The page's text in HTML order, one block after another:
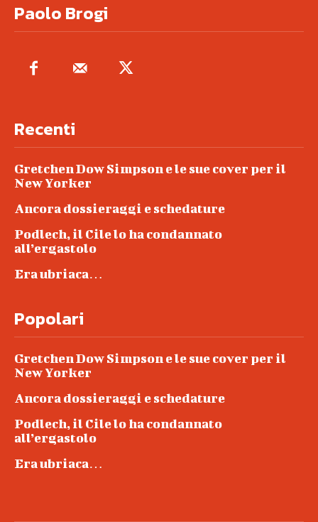
Paolo Brogi
Recenti
Gretchen Dow Simpson e le sue cover per il
New Yorker
Ancora dossieraggi e schedature
Podlech, il Cile lo ha condannato
all’ergastolo
Era ubriaca…
Popolari
Gretchen Dow Simpson e le sue cover per il
New Yorker
Ancora dossieraggi e schedature
Podlech, il Cile lo ha condannato
all’ergastolo
Era ubriaca…